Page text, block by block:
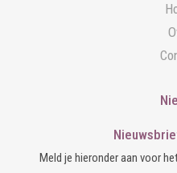
Meld je hieronder aan voor